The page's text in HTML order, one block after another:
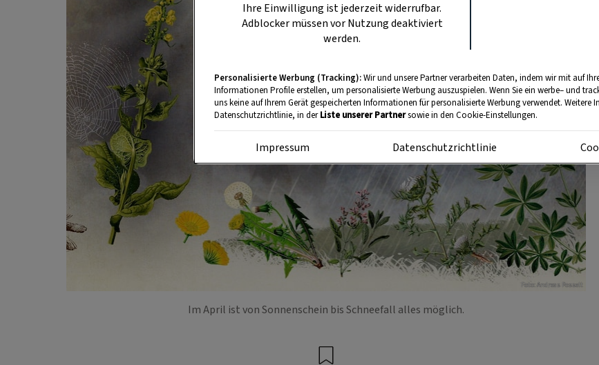
Foto: Andreas Posselt
Im April ist von Sonnenschein bis Schneefall alles möglich.
Ihre Einwilligung ist jederzeit widerrufbar.
Adblocker müssen vor Nutzung deaktiviert
werden.
Personalisierte Werbung (Tracking):Wir und unsere Partner verarbeiten Daten, indem wir mit auf
Informationen Profile erstellen, um personalisierte Werbung auszuspielen. Wenn Sie ein werbe– und
uns keine auf Ihrem Gerät gespeicherten Informationen für personalisierte Werbung verwendet. Weitere
Datenschutzrichtlinie, in derListe unserer Partnersowie in den Cookie-Einstellungen.
Impressum Datenschutzrichtlinie